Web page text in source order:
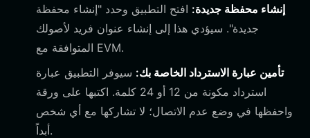
إنشاء محفظة جديدة: افتح التطبيق وحدد "إنشاء محفظة
جديدة". سيؤدي هذا إلى إنشاء عنوان فريد لأصولك
المتوافقة مع EVM.
تأمين عبارة الاسترداد الخاصة بك: سيوفر التطبيق عبارة
استرداد مكونة من 12 أو 24 كلمة. اكتبها على ورقة
واحفظها في وضع عدم الاتصال؛ لا تشاركها مع أي شخص
أبداً.